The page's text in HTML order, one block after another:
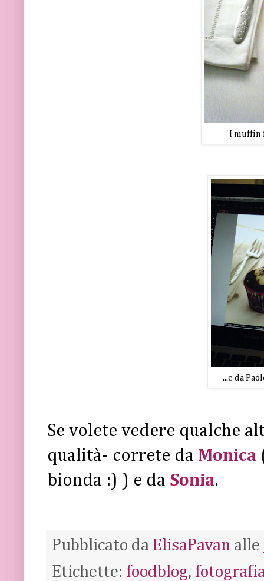
I muffin
...e da
Se volete vedere qualche
qualità- correte da Monica
bionda :) ) e da Sonia.
Pubblicato da ElisaPavan alle
Etichette: foodblog,